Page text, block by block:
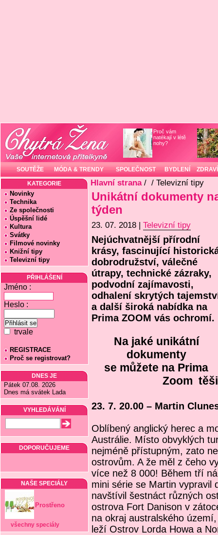
Proč vám
natékají v létě
nohy?
SOUTĚŽE MÓDA & TRENDY SPOLEČNOST BYDLENÍ ZDRAVÍ
KATEGORIE
Novinky
Technika
Ze společnosti
Úspěšní lidé
Kultura
Svátky
Filmové novinky
Knižní tipy
Televizní tipy
PŘIHLÁŠENÍ
Jméno :
Heslo :
trvale
REGISTRACE
Proč se registrovat?
DNES JE
Pátek 07.08. 2026
Dnes má svátek Lada
VYHLEDÁVÁNÍ
DOPORUČUJEME
NAŠE SPECIÁLY
Prostřeno
všechny speciály
Hlavní strana/ / Televizní tipy
Unikátní dokumenty
týden
23. 07. 2018 | Televizní tipy
Nejúchvatnější přírodní
krásy, fascinující
dobrodružství, válečné
útrapy, technické zázraky,
podvodní zajímavosti,
odhalení skrytých
a další široká nabídka na
Prima ZOOM vás ochromí.
Na jaké unikátní
dokumenty
se můžete na Prima
Zoom
23. 7. 20.00 – Martin
Oblíbený anglický herec a
Austrálie. Místo obvyklých
nejméně přístupným, zato
ostrovům. A že měl z čeho
více než 8 000! Během tří
mini série se Martin vypravil
navštívil šestnáct různých
ostrova Fort Danison v
na okraj australského
leží Ostrov Lorda Howa a